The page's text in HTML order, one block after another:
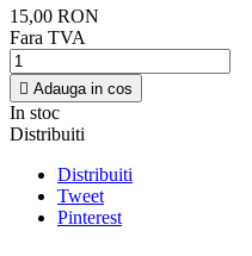
15,00 RON
Fara TVA
 Adauga in cos
In stoc
Distribuiti
Distribuiti
Tweet
Pinterest